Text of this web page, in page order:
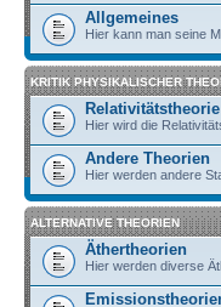
Allgemeines
Hier kann man seine
KRITIK PHYSIKALISCHER
Relativitätstheorie
Hier wird die
Andere Theorien
Hier werden andere
ALTERNATIVE THEORIEN
Äthertheorien
Hier werden diverse